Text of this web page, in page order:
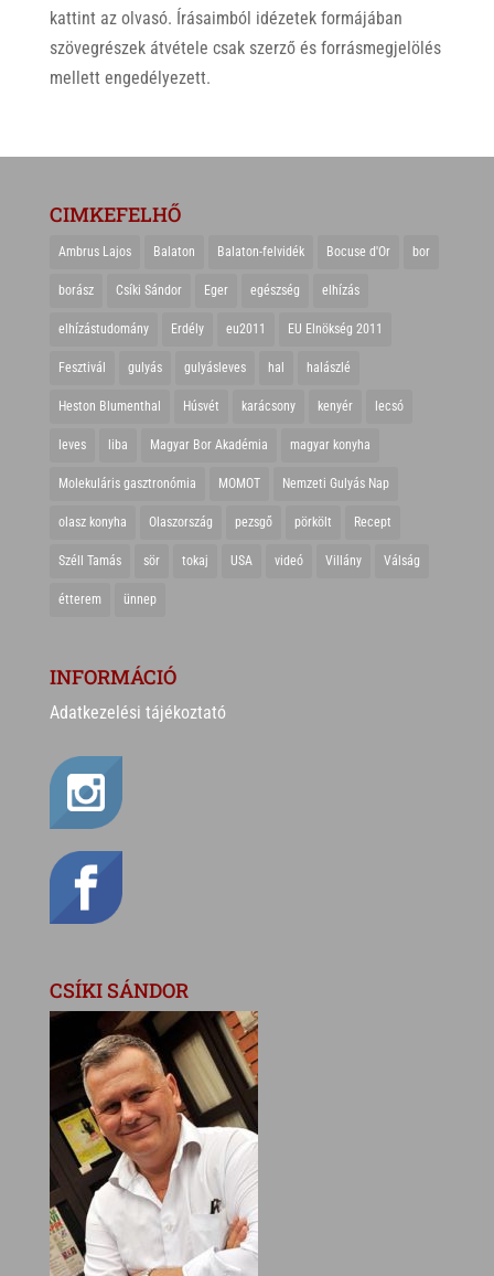
kattint az olvasó. Írásaimból idézetek formájában
szövegrészek átvétele csak szerző és forrásmegjelölés
mellett engedélyezett.
CIMKEFELHŐ
Ambrus Lajos Balaton Balaton-felvidék Bocuse d'Or bor
borász Csíki Sándor Eger egészség elhízás
elhízástudomány Erdély eu2011 EU Elnökség 2011
Fesztivál gulyás gulyásleves hal halászlé
Heston Blumenthal Húsvét karácsony kenyér lecsó
leves liba Magyar Bor Akadémia magyar konyha
Molekuláris gasztronómia MOMOT Nemzeti Gulyás Nap
olasz konyha Olaszország pezsgő pörkölt Recept
Széll Tamás sör tokaj USA videó Villány Válság
étterem ünnep
INFORMÁCIÓ
Adatkezelési tájékoztató
CSÍKI SÁNDOR